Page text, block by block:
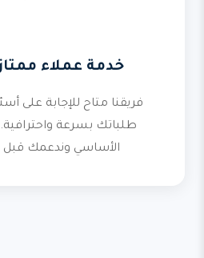
خدمة عملاء
فريقنا متاح للإجابة على
طلباتك بسرعة
الأساسي وندعمك قبل